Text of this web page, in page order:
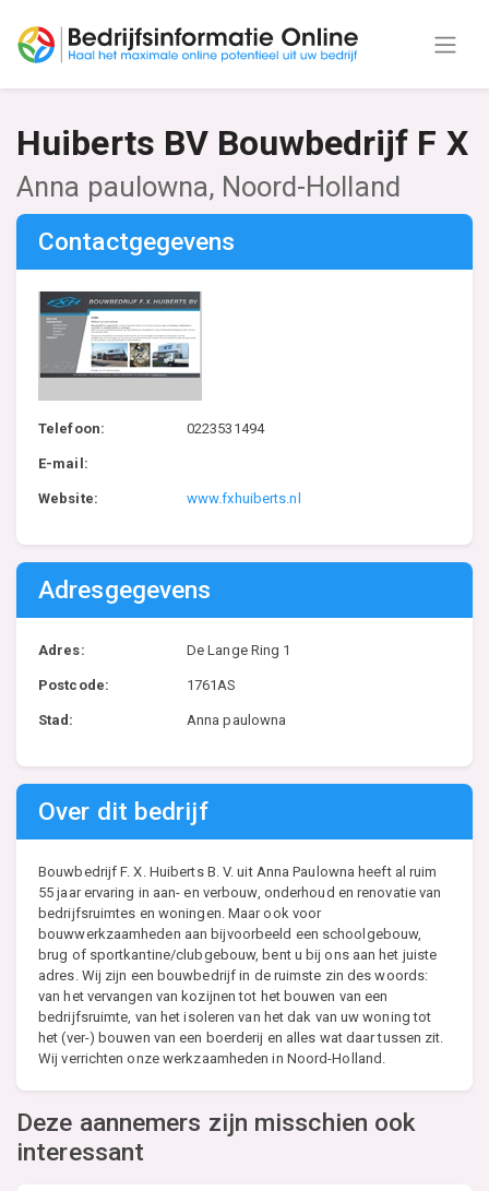
Huiberts BV Bouwbedrijf F X
Anna paulowna, Noord-Holland
Contactgegevens
Telefoon: 0223531494
E-mail:
Website: www.fxhuiberts.nl
Adresgegevens
Adres: De Lange Ring 1
Postcode: 1761AS
Stad: Anna paulowna
Over dit bedrijf
Bouwbedrijf F. X. Huiberts B. V. uit Anna Paulowna heeft al ruim
55 jaar ervaring in aan- en verbouw, onderhoud en renovatie van
bedrijfsruimtes en woningen. Maar ook voor
bouwwerkzaamheden aan bijvoorbeeld een schoolgebouw,
brug of sportkantine/clubgebouw, bent u bij ons aan het juiste
adres. Wij zijn een bouwbedrijf in de ruimste zin des woords:
van het vervangen van kozijnen tot het bouwen van een
bedrijfsruimte, van het isoleren van het dak van uw woning tot
het (ver-) bouwen van een boerderij en alles wat daar tussen zit.
Wij verrichten onze werkzaamheden in Noord-Holland.
Deze aannemers zijn misschien ook
interessant